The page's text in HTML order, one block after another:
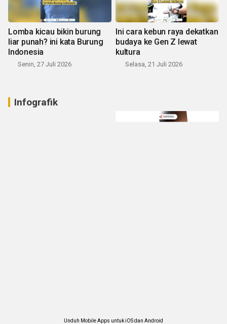
Lomba kicau bikin burung
liar punah? ini kata Burung
Indonesia
Senin, 27 Juli 2026
Ini cara kebun raya dekatkan
budaya ke Gen Z lewat
kultura
Selasa, 21 Juli 2026
Infografik
Unduh Mobile Apps untuk iOS dan Android